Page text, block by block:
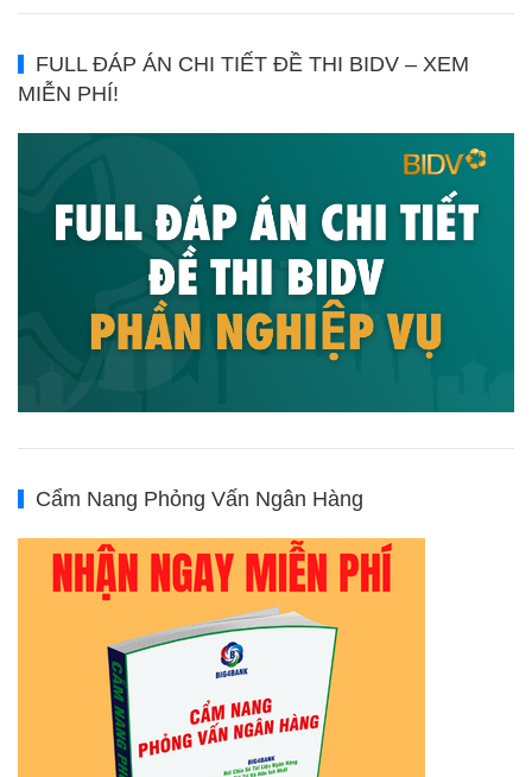
FULL ĐÁP ÁN CHI TIẾT ĐỀ THI BIDV – XEM
MIỄN PHÍ!
Cẩm Nang Phỏng Vấn Ngân Hàng